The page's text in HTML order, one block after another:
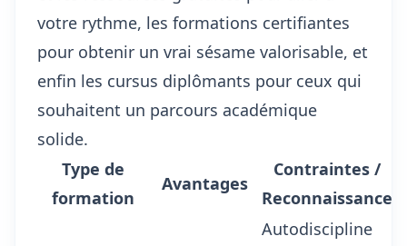
votre rythme, les formations certifiantes
pour obtenir un vrai sésame valorisable, et
enfin les cursus diplômants pour ceux qui
souhaitent un parcours académique
solide.
Type de
formation
Avantages
Contraintes /
Reconnaissance
Autodiscipline